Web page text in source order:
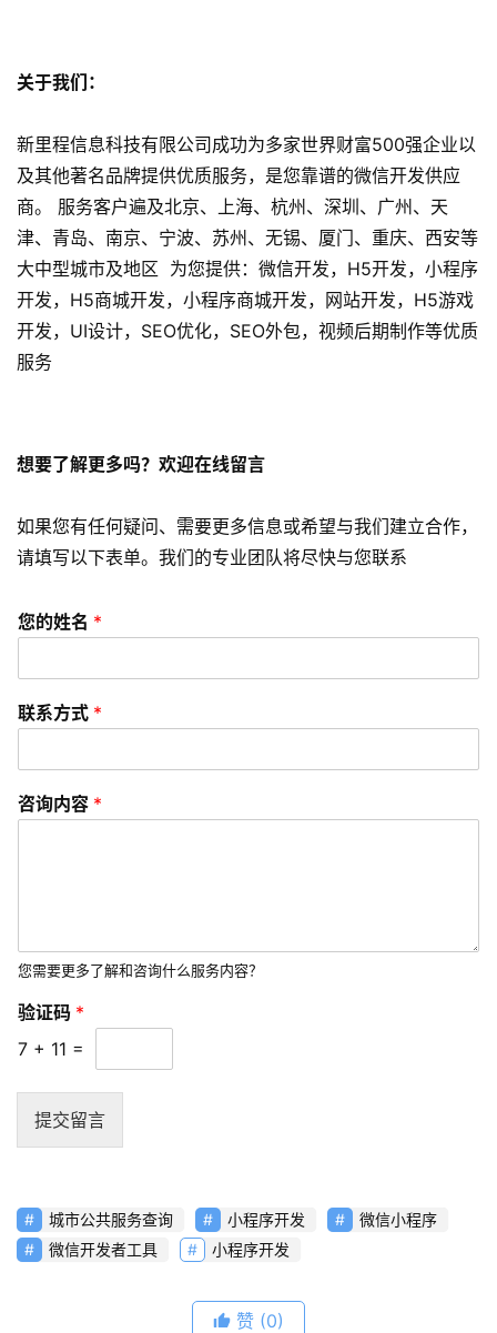
网
站
发
s
e
o
优
化
销
A
P
P
发
视
资
见
题
络
关于我们：
新里程信息科技有限公司成功为多家世界财富500强企业以
及其他著名品牌提供优质服务，是您靠谱的微信开发供应
商。 服务客户遍及北京、上海、杭州、深圳、广州、天
津、青岛、南京、宁波、苏州、无锡、厦门、重庆、西安等
大中型城市及地区 为您提供：微信开发，H5开发，小程序
开发，H5商城开发，小程序商城开发，网站开发，H5游戏
开发，UI设计，SEO优化，SEO外包，视频后期制作等优质
服务
想要了解更多吗？欢迎在线留言
如果您有任何疑问、需要更多信息或希望与我们建立合作，
请填写以下表单。我们的专业团队将尽快与您联系
您的姓名 *
联系方式 *
咨询内容 *
您需要更多了解和咨询什么服务内容？
验证码 *
7 + 11 =
提交留言
城市公共服务查询 小程序开发
微信小程序
微信开发者工具
小程序开发
赞 (0)